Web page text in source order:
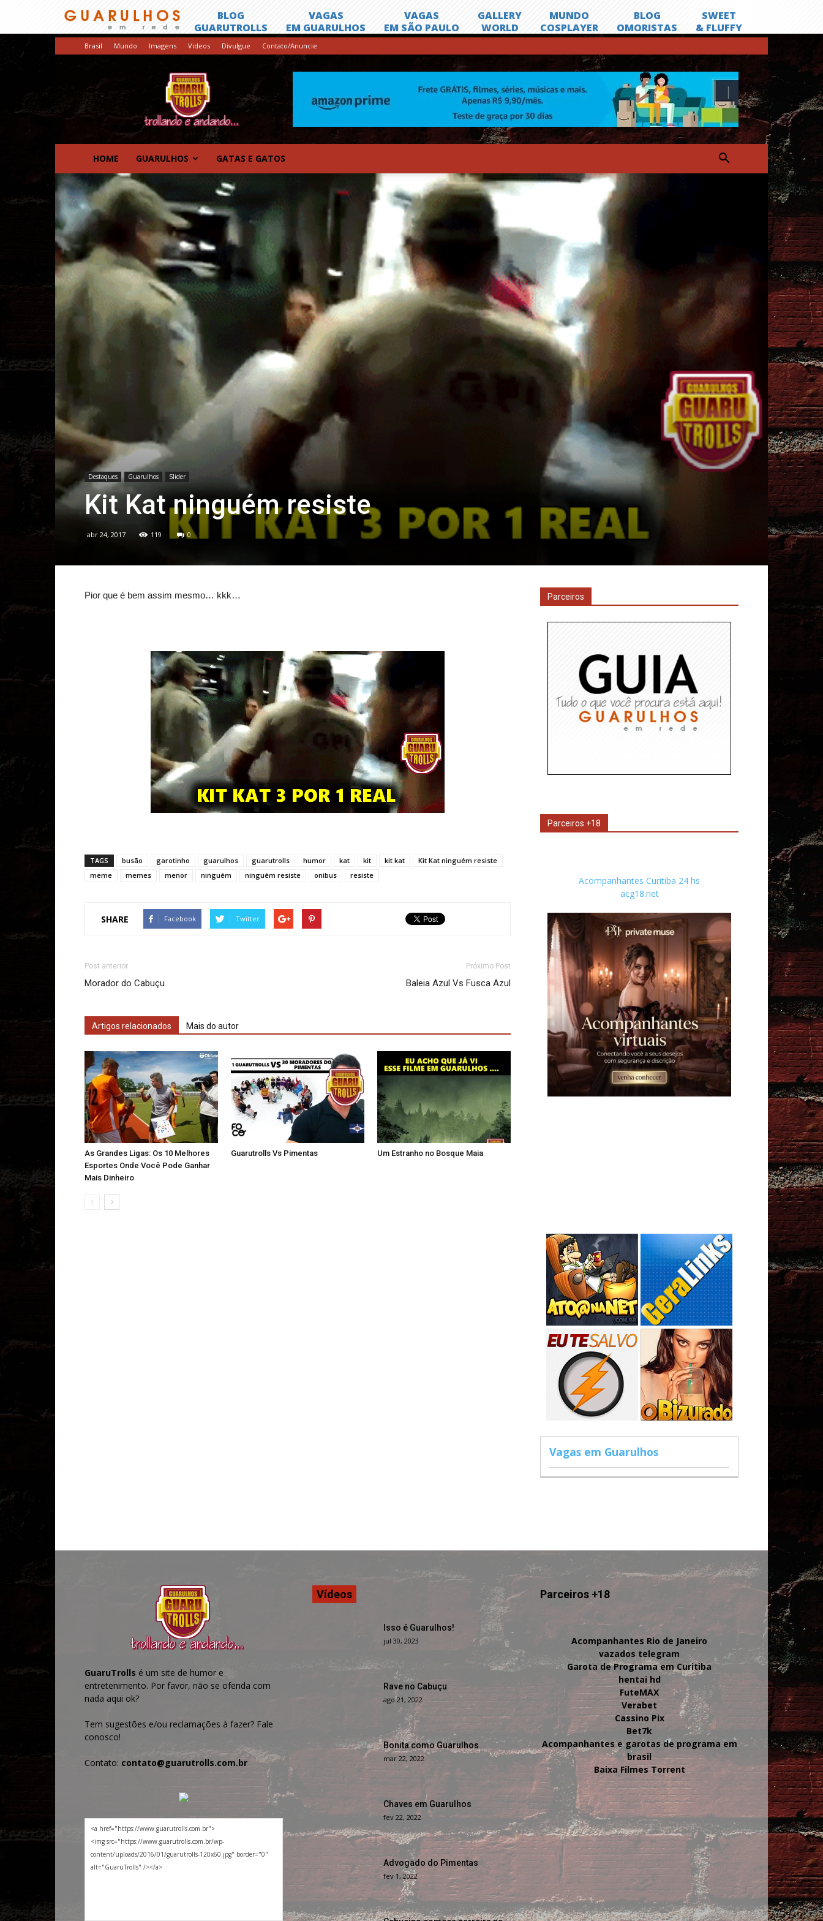
Brasil Mundo Imagens Videos Divulgue Contato/Anuncie
HOME GUARULHOS GATAS E GATOS
Destaques Guarulhos Slider
Kit Kat ninguém resiste
abr 24, 2017 119 0
Pior que é bem assim mesmo… kkk…
TAGS busão garotinho guarulhos guarutrolls humor kat kit kit kat
Kit Kat ninguém resiste
meme
memes menor ninguém ninguém resiste onibus resiste
SHARE Facebook Twitter
Post anterior
Morador do Cabuçu
Próximo Post
Baleia Azul Vs Fusca Azul
Artigos relacionados Mais do autor
As Grandes Ligas: Os 10 Melhores
Esportes Onde Você Pode Ganhar
Mais Dinheiro
Guarutrolls Vs Pimentas Um Estranho no Bosque Maia
Parceiros
Parceiros +18
Acompanhantes Curitiba 24 hs
acg18.net
Vagas em Guarulhos
GuaruTrolls é um site de humor e
entretenimento. Por favor, não se ofenda com
nada aqui ok?
Tem sugestões e/ou reclamações à fazer? Fale
conosco!
Contato: contato@guarutrolls.com.br
Vídeos
Isso é Guarulhos!
jul 30, 2023
Rave no Cabuçu
ago 21, 2022
Bonita como Guarulhos
mar 22, 2022
Chaves em Guarulhos
fev 22, 2022
Advogado do Pimentas
fev 1, 2022
Parceiros +18
Acompanhantes Rio de Janeiro
vazados telegram
Garota de Programa em Curitiba
hentai hd
FuteMAX
Verabet
Cassino Pix
Bet7k
Acompanhantes e garotas de programa em
brasil
Baixa Filmes Torrent